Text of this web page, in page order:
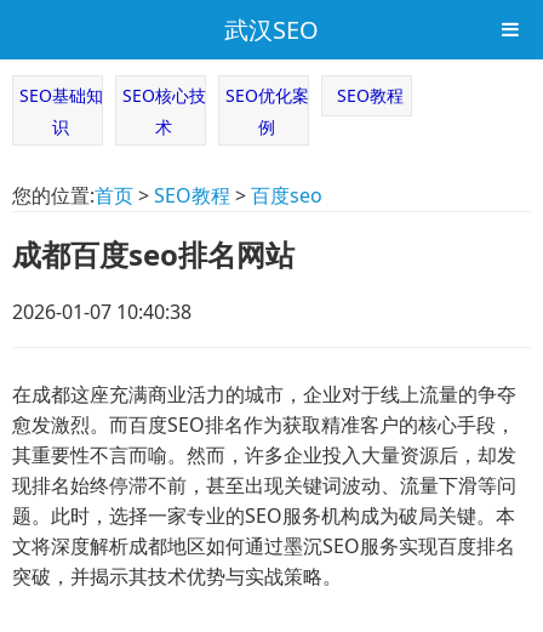
武汉SEO
SEO基础知
识
SEO核心技
术
SEO优化案
例
SEO教程
您的位置:首页>SEO教程 >百度seo
成都百度seo排名网站
2026-01-07 10:40:38
在成都这座充满商业活力的城市，企业对于线上流量的争夺
愈发激烈。而百度SEO排名作为获取精准客户的核心手段，
其重要性不言而喻。然而，许多企业投入大量资源后，却发
现排名始终停滞不前，甚至出现关键词波动、流量下滑等问
题。此时，选择一家专业的SEO服务机构成为破局关键。本
文将深度解析成都地区如何通过墨沉SEO服务实现百度排名
突破，并揭示其技术优势与实战策略。